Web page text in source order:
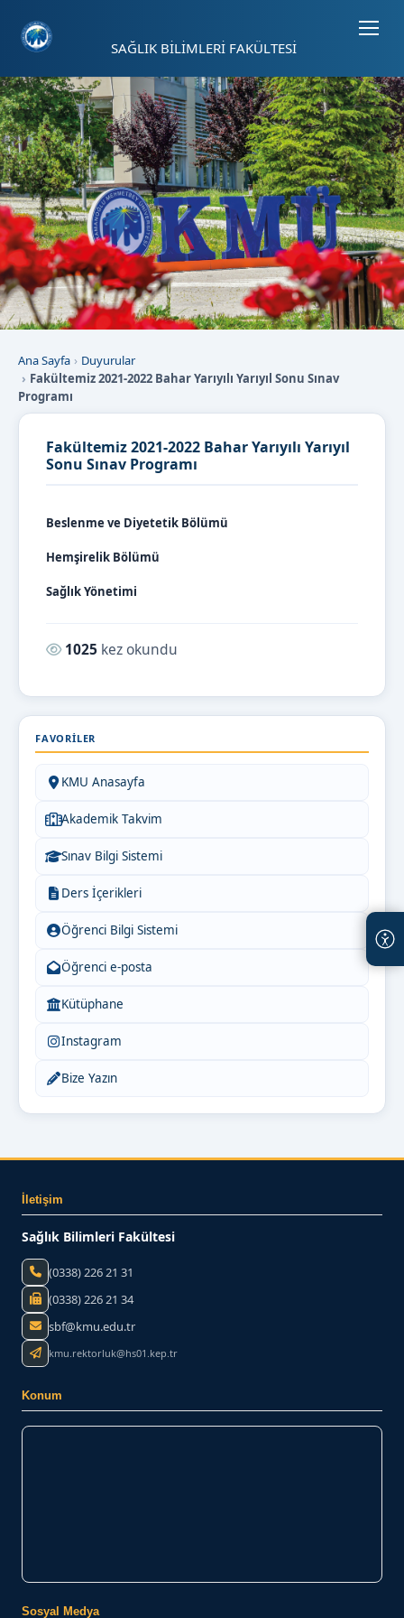
SAĞLIK BİLİMLERİ FAKÜLTESİ
Ana Sayfa
Duyurular
Fakültemiz 2021-2022 Bahar Yarıyılı Yarıyıl Sonu Sınav
Programı
Fakültemiz 2021-2022 Bahar Yarıyılı Yarıyıl
Sonu Sınav Programı
Beslenme ve Diyetetik Bölümü
Hemşirelik Bölümü
Sağlık Yönetimi
Okunma sayısı:
1025 kez okundu
FAVORILER
KMU Anasayfa
Akademik Takvim
Sınav Bilgi Sistemi
Ders İçerikleri
Öğrenci Bilgi Sistemi
Öğrenci e-posta
Kütüphane
Instagram
Bize Yazın
İletişim
Sağlık Bilimleri Fakültesi
(0338) 226 21 31
(0338) 226 21 34
sbf@kmu.edu.tr
kmu.rektorluk@hs01.kep.tr
Konum
Sosyal Medya